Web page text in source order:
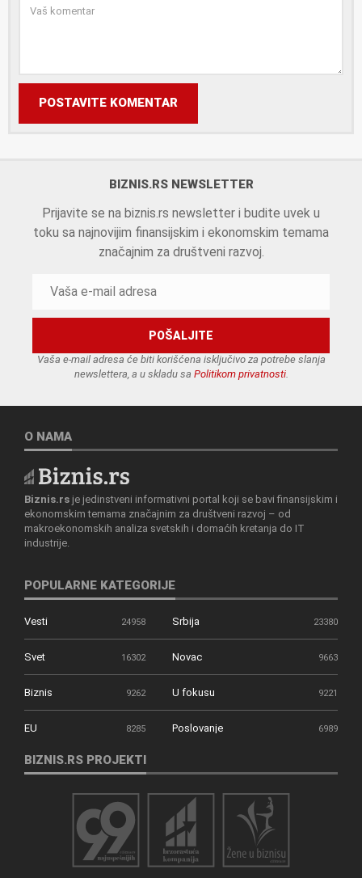
POSTAVITE KOMENTAR
BIZNIS.RS NEWSLETTER
Prijavite se na biznis.rs newsletter i budite uvek u
toku sa najnovijim finansijskim i ekonomskim temama
značajnim za društveni razvoj.
Vaša e-mail adresa će biti korišćena isključivo za potrebe slanja
newslettera, a u skladu sa Politikom privatnosti.
O NAMA
Biznis.rs je jedinstveni informativni portal koji se bavi finansijskim i
ekonomskim temama značajnim za društveni razvoj – od
makroekonomskih analiza svetskih i domaćih kretanja do IT
industrije.
POPULARNE KATEGORIJE
Vesti 24958 Srbija 23380
Svet 16302 Novac 9663
Biznis 9262 U fokusu 9221
EU 8285 Poslovanje 6989
BIZNIS.RS PROJEKTI